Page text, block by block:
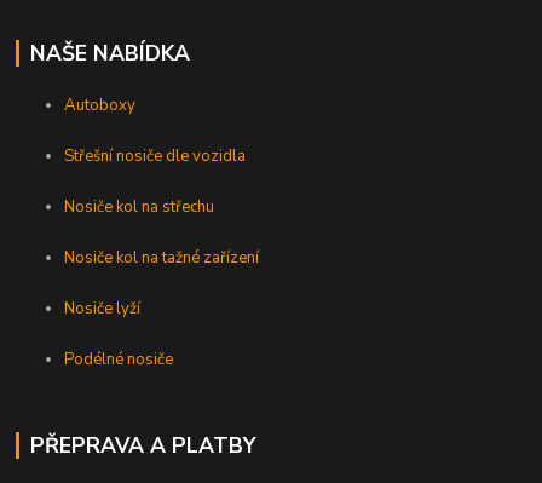
NAŠE NABÍDKA
Autoboxy
Střešní nosiče dle vozidla
Nosiče kol na střechu
Nosiče kol na tažné zařízení
Nosiče lyží
Podélné nosiče
PŘEPRAVA A PLATBY